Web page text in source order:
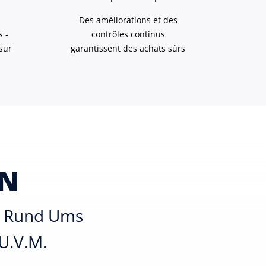
-
Des améliorations et des
contrôles continus
garantissent des achats sûrs
Ums